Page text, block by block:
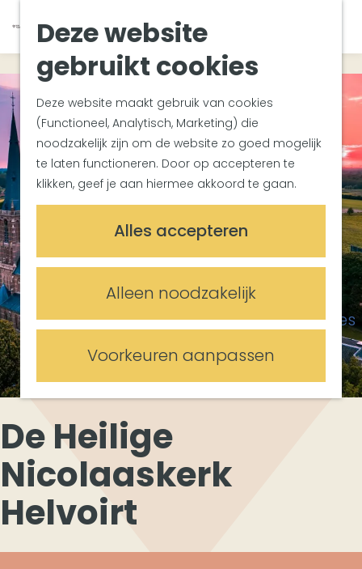
Deze website
gebruikt cookies
Deze website maakt gebruik van cookies
(Functioneel, Analytisch, Marketing) die
noodzakelijk zijn om de website zo goed mogelijk
te laten functioneren. Door op accepteren te
klikken, geef je aan hiermee akkoord te gaan.
Alles accepteren
Alleen noodzakelijk
Voorkeuren aanpassen
a
n
a
a
r
d
e
h
o
m
e
p
a
g
e
K
a
a
r
t
Z
o
e
k
e
n
M
e
u
Zuiderwaterlinie
Met groepen
Met kinderen
In de omgeving
Plan je bezoek
Bereikbaarheid
Overnachten
Plan op de kaart
Meetings & Events
Vergaderlocaties
Evenementenlocaties
De Heilige
Nicolaaskerk
Helvoirt